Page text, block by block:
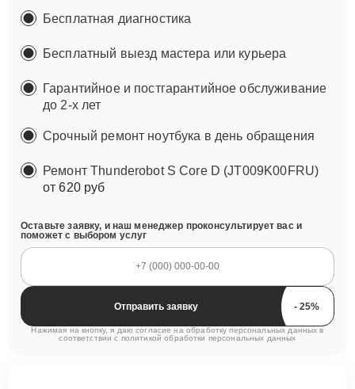
Бесплатная диагностика
Бесплатный выезд мастера или курьера
Гарантийное и постгарантийное обслуживание
до 2-х лет
Срочный ремонт ноутбука в день обращения
Ремонт Thunderobot S Core D (JT009K00FRU)
от 620 руб
Оставьте заявку, и наш менеджер проконсультирует вас и
поможет с выбором услуг
Отправить заявку
Нажимая на кнопку, я даю согласие на обработку персональных данных в
соответствии с политикой обработки персональных данных